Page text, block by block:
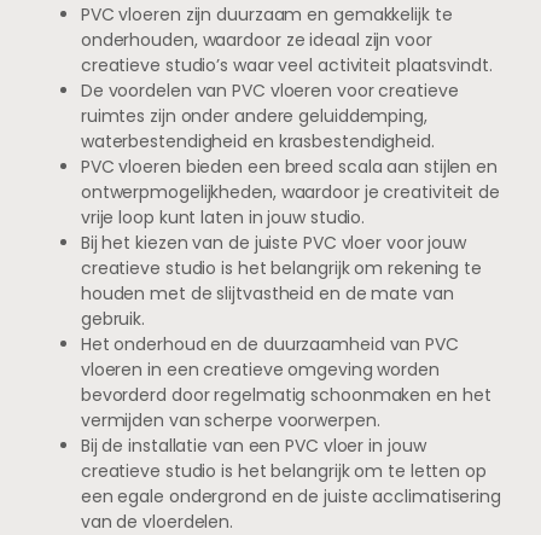
PVC vloeren zijn duurzaam en gemakkelijk te
onderhouden, waardoor ze ideaal zijn voor
creatieve studio’s waar veel activiteit plaatsvindt.
De voordelen van PVC vloeren voor creatieve
ruimtes zijn onder andere geluiddemping,
waterbestendigheid en krasbestendigheid.
PVC vloeren bieden een breed scala aan stijlen en
ontwerpmogelijkheden, waardoor je creativiteit de
vrije loop kunt laten in jouw studio.
Bij het kiezen van de juiste PVC vloer voor jouw
creatieve studio is het belangrijk om rekening te
houden met de slijtvastheid en de mate van
gebruik.
Het onderhoud en de duurzaamheid van PVC
vloeren in een creatieve omgeving worden
bevorderd door regelmatig schoonmaken en het
vermijden van scherpe voorwerpen.
Bij de installatie van een PVC vloer in jouw
creatieve studio is het belangrijk om te letten op
een egale ondergrond en de juiste acclimatisering
van de vloerdelen.